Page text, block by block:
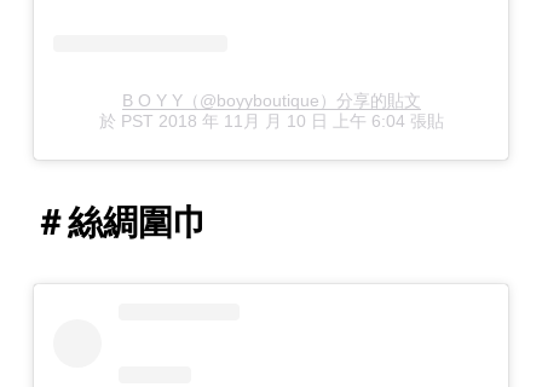
B O Y Y（@boyyboutique）分享的貼文
於 PST 2018 年 11月 月 10 日 上午 6:04 張貼
＃絲綢圍巾